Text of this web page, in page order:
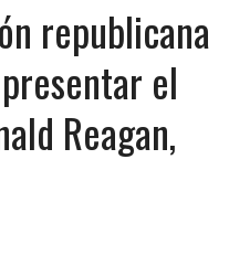
republicana
el
Reagan,